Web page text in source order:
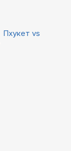
Пхукет vs